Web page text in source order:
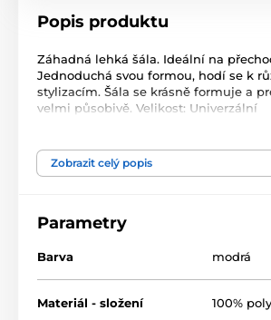
Popis produktu
Záhadná lehká šála. Ideální na
Jednoduchá svou formou, hodí se k
stylizacím. Šála se krásně formuje a
velmi působivě. Velikost: Univerzální
Barva: tmavomodrá
Pohlaví: dámské
Intrastat: 62 143 000 Materiál: polyester
Pohlaví: dámské
Zobrazit celý popis
Parametry
Barva modrá
Materiál - složení 100%